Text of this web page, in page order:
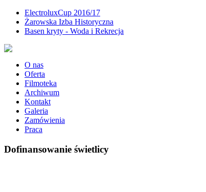
ElectroluxCup 2016/17
Żarowska Izba Historyczna
Basen kryty - Woda i Rekrecja
O nas
Oferta
Filmoteka
Archiwum
Kontakt
Galeria
Zamówienia
Praca
Dofinansowanie świetlicy